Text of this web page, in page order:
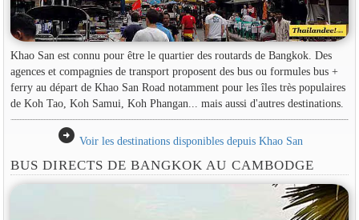
Khao San est connu pour être le quartier des routards de Bangkok. Des
agences et compagnies de transport proposent des bus ou formules bus +
ferry au départ de Khao San Road notamment pour les îles très populaires
de Koh Tao, Koh Samui, Koh Phangan... mais aussi d'autres destinations.
arrow_circle_right Voir les destinations disponibles depuis Khao San
BUS DIRECTS DE BANGKOK AU CAMBODGE